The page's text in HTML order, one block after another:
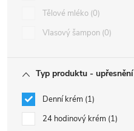
Tělové mléko 0
Vlasový šampon 0
Typ produktu - upřesnění
Denní krém 1
24 hodinový krém 1